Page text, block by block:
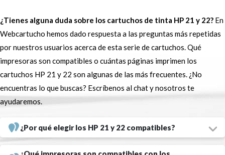
online tenemos a tu disposición todas las opciones para satisfacer
las distintas necesidades de cada uno de nuestros clientes. Ten en
compatibles y originales es bastante importante.
Si no quieres
destinar una gran cantidad de dinero a los consumibles para tu
impresora,te recomendamos los cartuchos HP 21 y 22 genéricos,
impresora, motivo por el que son más baratos.
¿Tienes alguna duda sobre los cartuchos de tinta HP 21 y 22? En
Webcartucho hemos dado respuesta a las preguntas más repetidas
por nuestros usuarios acerca de esta serie de cartuchos. Qué
impresoras son compatibles o cuántas páginas imprimen los
cartuchos HP 21 y 22 son algunas de las más frecuentes. ¿No
encuentras lo que buscas? Escríbenos al chat y nosotros te
ayudaremos.
¿Por qué elegir los HP 21 y 22 compatibles?